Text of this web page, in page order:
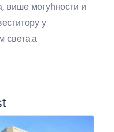
више могућности и
у
света.а